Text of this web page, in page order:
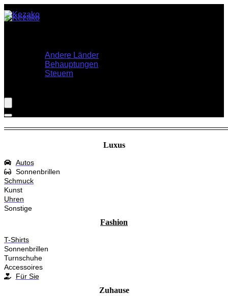
Andere Länder
Behauptungen
Steuern
Luxus
Autos
Sonnenbrillen
Schmuck
Kunst
Uhren
Sonstige
Fashion
T-Shirts
Sonnenbrillen
Turnschuhe
Accessoires
Für Sie
Zuhause